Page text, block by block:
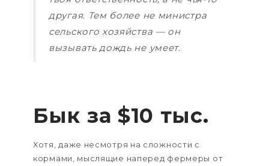
другая. Тем более не министра
сельского хозяйства — он
вызывать дождь не умеет.
Бык за $10 тыс.
Хотя, даже несмотря на сложности с
кормами, мыслящие наперед фермеры от